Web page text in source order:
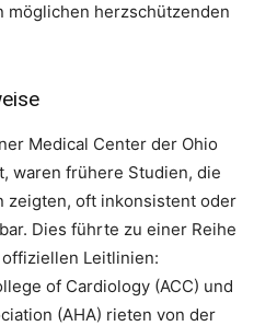
möglichen herzschützenden
Medical Center der Ohio
waren frühere Studien, die
zeigten, oft inkonsistent oder
Dies führte zu einer Reihe
Leitlinien:
of Cardiology (ACC) und
(AHA) rieten von der